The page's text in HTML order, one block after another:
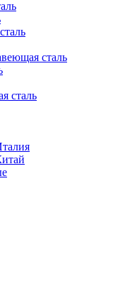
сталь
сталь